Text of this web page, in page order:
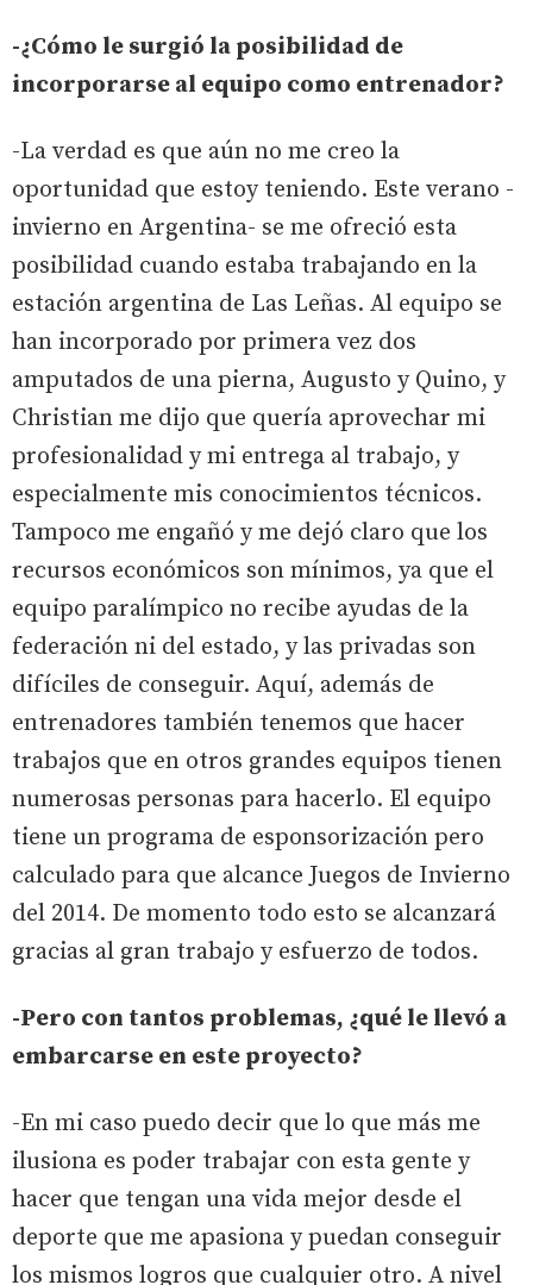
-¿Cómo le surgió la posibilidad de
incorporarse al equipo como entrenador?
-La verdad es que aún no me creo la
oportunidad que estoy teniendo. Este verano -
invierno en Argentina- se me ofreció esta
posibilidad cuando estaba trabajando en la
estación argentina de Las Leñas. Al equipo se
han incorporado por primera vez dos
amputados de una pierna, Augusto y Quino, y
Christian me dijo que quería aprovechar mi
profesionalidad y mi entrega al trabajo, y
especialmente mis conocimientos técnicos.
Tampoco me engañó y me dejó claro que los
recursos económicos son mínimos, ya que el
equipo paralímpico no recibe ayudas de la
federación ni del estado, y las privadas son
difíciles de conseguir. Aquí, además de
entrenadores también tenemos que hacer
trabajos que en otros grandes equipos tienen
numerosas personas para hacerlo. El equipo
tiene un programa de esponsorización pero
calculado para que alcance Juegos de Invierno
del 2014. De momento todo esto se alcanzará
gracias al gran trabajo y esfuerzo de todos.
-Pero con tantos problemas, ¿qué le llevó a
embarcarse en este proyecto?
-En mi caso puedo decir que lo que más me
ilusiona es poder trabajar con esta gente y
hacer que tengan una vida mejor desde el
deporte que me apasiona y puedan conseguir
los mismos logros que cualquier otro. A nivel